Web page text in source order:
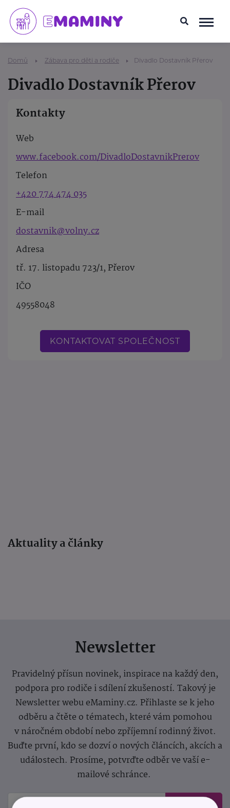
Domů Zábava pro děti a rodiče Divadlo Dostavník Přerov
Divadlo Dostavník Přerov
Kontakty
Web
www.facebook.com/DivadloDostavnikPrerov
Telefon
+420 774 474 035
E-mail
dostavnik@volny.cz
Adresa
tř. 17. listopadu 723/1, Přerov
IČO
49558048
KONTAKTOVAT SPOLEČNOST
Aktuality a články
Newsletter
Pravidelný přísun novinek, inspirace na každý den,
podpora pro rodiče i sdílení zkušeností. Takový je
Newsletter webu eMaminy.cz. Přihlaste se k jeho
odběru a čtěte o tématech, které vám pomohou
v náročném období nebo zpříjemní rodinný život.
Buďte první, kdo se dozví o nových článcích, akcích a
událostech. Prosíme, potvrďte odběr ve vaší e-
mailové schránce.